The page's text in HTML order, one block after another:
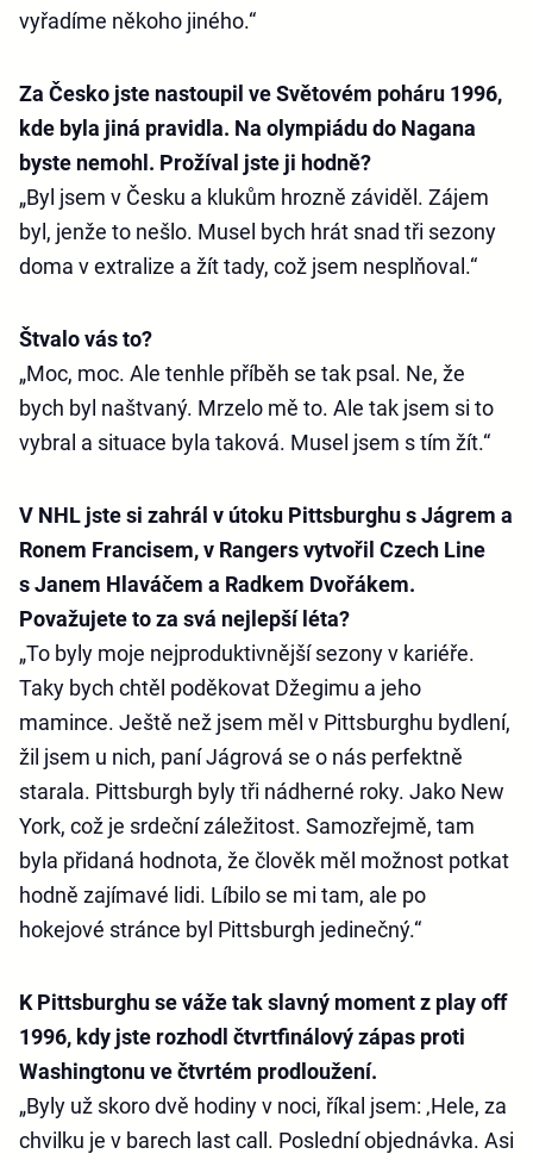
vyřadíme někoho jiného.“
Za Česko jste nastoupil ve Světovém poháru 1996,
kde byla jiná pravidla. Na olympiádu do Nagana
byste nemohl. Prožíval jste ji hodně?
„Byl jsem v Česku a klukům hrozně záviděl. Zájem
byl, jenže to nešlo. Musel bych hrát snad tři sezony
doma v extralize a žít tady, což jsem nesplňoval.“
Štvalo vás to?
„Moc, moc. Ale tenhle příběh se tak psal. Ne, že
bych byl naštvaný. Mrzelo mě to. Ale tak jsem si to
vybral a situace byla taková. Musel jsem s tím žít.“
V NHL jste si zahrál v útoku Pittsburghu s Jágrem a
Ronem Francisem, v Rangers vytvořil Czech Line
s Janem Hlaváčem a Radkem Dvořákem.
Považujete to za svá nejlepší léta?
„To byly moje nejproduktivnější sezony v kariéře.
Taky bych chtěl poděkovat Džegimu a jeho
mamince. Ještě než jsem měl v Pittsburghu bydlení,
žil jsem u nich, paní Jágrová se o nás perfektně
starala. Pittsburgh byly tři nádherné roky. Jako New
York, což je srdeční záležitost. Samozřejmě, tam
byla přidaná hodnota, že člověk měl možnost potkat
hodně zajímavé lidi. Líbilo se mi tam, ale po
hokejové stránce byl Pittsburgh jedinečný.“
K Pittsburghu se váže tak slavný moment z play off
1996, kdy jste rozhodl čtvrtfinálový zápas proti
Washingtonu ve čtvrtém prodloužení.
„Byly už skoro dvě hodiny v noci, říkal jsem: ‚Hele, za
chvilku je v barech last call. Poslední objednávka. Asi